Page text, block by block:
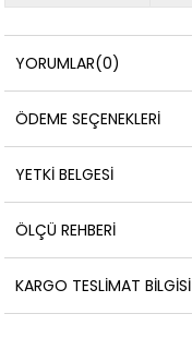
YORUMLAR(0)
ÖDEME SEÇENEKLERI
YETKİ BELGESİ
ÖLÇÜ REHBERI
KARGO TESLIMAT BILGISI